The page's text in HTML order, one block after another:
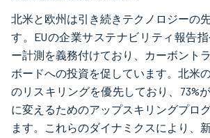
北米と欧州は引き続きテクノロジーの
す。EUの企業サステナビリティ報告
ー計測を義務付けており、カーボント
ボードへの投資を促しています。北米
のリスキリングを優先しており、73%
に変えるためのアップスキリングプロ
ます。これらのダイナミクスにより、